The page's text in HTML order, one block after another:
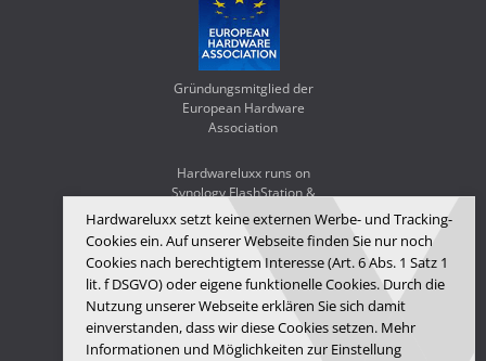
Hardwareluxx setzt keine externen Werbe- und Tracking-
Cookies ein. Auf unserer Webseite finden Sie nur noch
Cookies nach berechtigtem Interesse (Art. 6 Abs. 1 Satz 1
lit. f DSGVO) oder eigene funktionelle Cookies. Durch die
Nutzung unserer Webseite erklären Sie sich damit
einverstanden, dass wir diese Cookies setzen. Mehr
Informationen und Möglichkeiten zur Einstellung
Gründungsmitglied der
European Hardware
Association
Hardwareluxx runs on
Synology FlashStation &
WD Red SA500